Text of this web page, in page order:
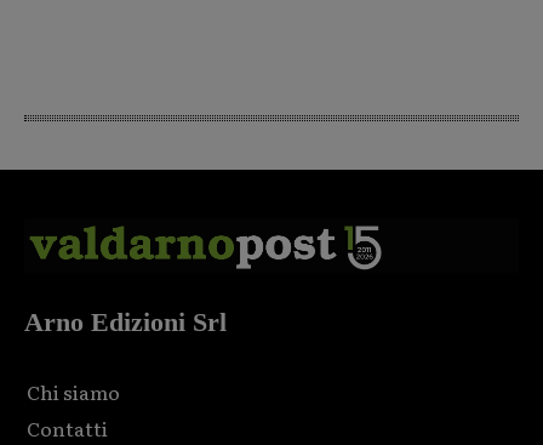
Arno Edizioni Srl
Chi siamo
Contatti